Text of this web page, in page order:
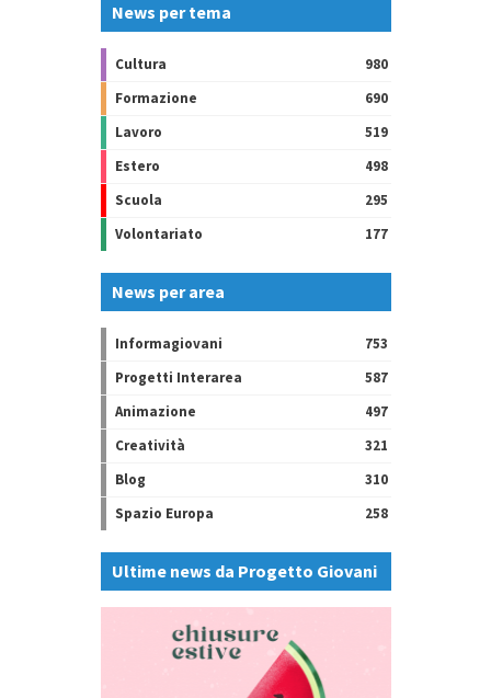
News per tema
Cultura
980
Formazione
690
Lavoro
519
Estero
498
Scuola
295
Volontariato
177
News per area
Informagiovani
753
Progetti Interarea
587
Animazione
497
Creatività
321
Blog
310
Spazio Europa
258
Ultime news da Progetto Giovani